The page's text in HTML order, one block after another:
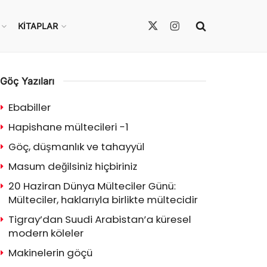
KITAPLAR
Göç Yazıları
Ebabiller
Hapishane mültecileri -1
Göç, düşmanlık ve tahayyül
Masum değilsiniz hiçbiriniz
20 Haziran Dünya Mülteciler Günü:
Mülteciler, haklarıyla birlikte mültecidir
Tigray’dan Suudi Arabistan’a küresel
modern köleler
Makinelerin göçü